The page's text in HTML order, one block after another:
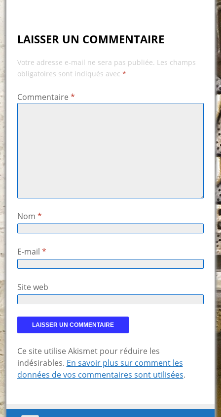
LAISSER UN COMMENTAIRE
Votre adresse e-mail ne sera pas publiée. Les champs
obligatoires sont indiqués avec *
Commentaire *
Nom *
E-mail *
Site web
Ce site utilise Akismet pour réduire les
indésirables. En savoir plus sur comment les
données de vos commentaires sont utilisées.